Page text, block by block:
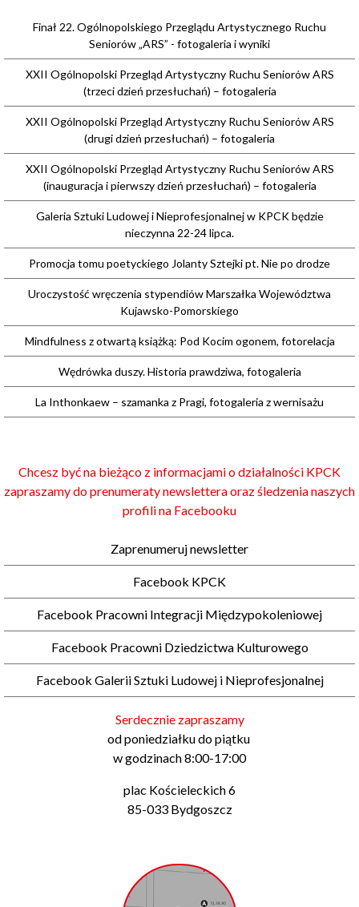
Finał 22. Ogólnopolskiego Przeglądu Artystycznego Ruchu
Seniorów „ARS” - fotogaleria i wyniki
XXII Ogólnopolski Przegląd Artystyczny Ruchu Seniorów ARS
(trzeci dzień przesłuchań) – fotogaleria
XXII Ogólnopolski Przegląd Artystyczny Ruchu Seniorów ARS
(drugi dzień przesłuchań) – fotogaleria
XXII Ogólnopolski Przegląd Artystyczny Ruchu Seniorów ARS
(inauguracja i pierwszy dzień przesłuchań) – fotogaleria
Galeria Sztuki Ludowej i Nieprofesjonalnej w KPCK będzie
nieczynna 22-24 lipca.
Promocja tomu poetyckiego Jolanty Sztejki pt. Nie po drodze
Uroczystość wręczenia stypendiów Marszałka Województwa
Kujawsko-Pomorskiego
Mindfulness z otwartą książką: Pod Kocim ogonem, fotorelacja
Wędrówka duszy. Historia prawdziwa, fotogaleria
La Inthonkaew – szamanka z Pragi, fotogaleria z wernisażu
Chcesz być na bieżąco z informacjami o działalności KPCK
zapraszamy do prenumeraty newslettera oraz śledzenia naszych
profili na Facebooku
Zaprenumeruj newsletter
Facebook KPCK
Facebook Pracowni Integracji Międzypokoleniowej
Facebook Pracowni Dziedzictwa Kulturowego
Facebook Galerii Sztuki Ludowej i Nieprofesjonalnej
Serdecznie zapraszamy
od poniedziałku do piątku
w godzinach 8:00-17:00
plac Kościeleckich 6
85-033 Bydgoszcz